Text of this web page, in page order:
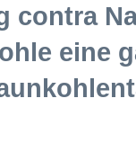
contra
eine